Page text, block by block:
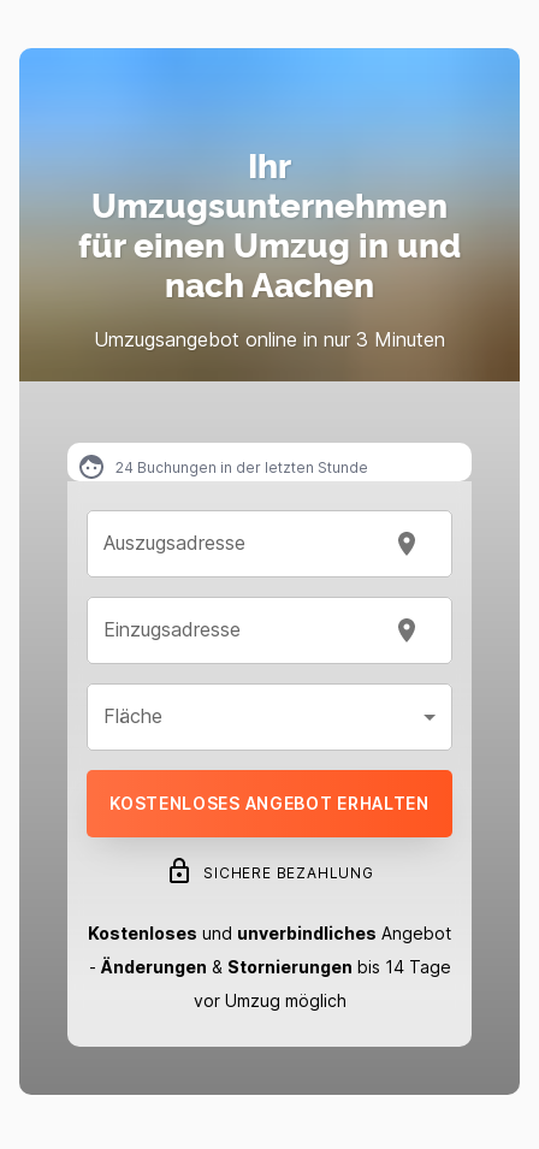
Ihr
Umzugsunternehmen
für einen Umzug in und
nach Aachen
Umzugsangebot online in nur 3 Minuten
24 Buchungen in der letzten Stunde
Auszugsadresse
Einzugsadresse
Fläche
KOSTENLOSES ANGEBOT ERHALTEN
SICHERE BEZAHLUNG
Kostenloses und unverbindliches Angebot
- Änderungen & Stornierungen bis 14 Tage
vor Umzug möglich